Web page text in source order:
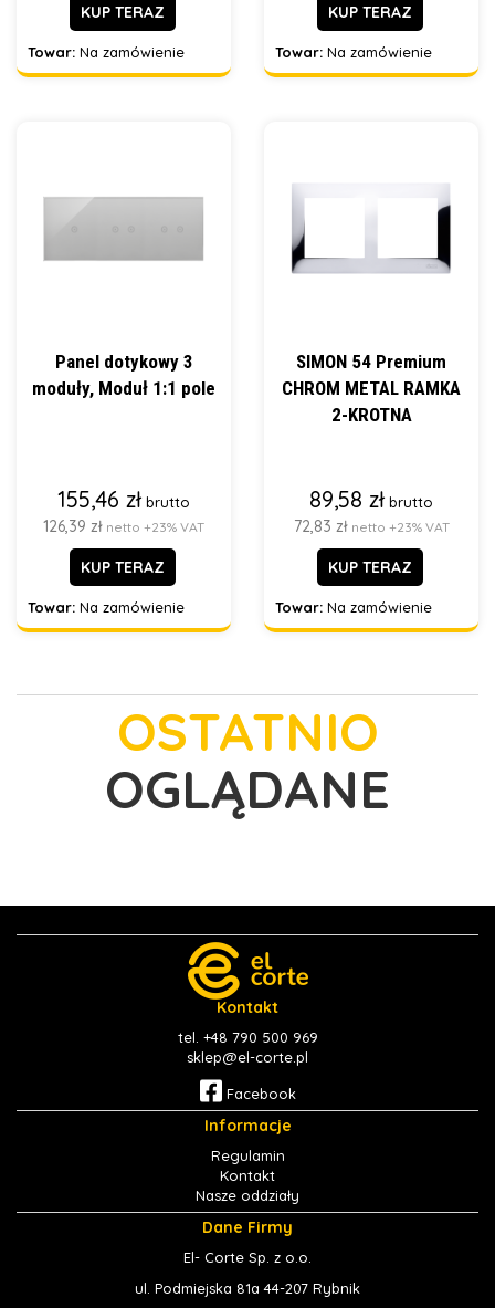
KUP TERAZ
Towar: Na zamówienie
KUP TERAZ
Towar: Na zamówienie
Panel dotykowy 3
moduły, Moduł 1:1 pole
155,46 zł brutto
126,39 zł netto +23% VAT
KUP TERAZ
Towar: Na zamówienie
SIMON 54 Premium
CHROM METAL RAMKA
2-KROTNA
89,58 zł brutto
72,83 zł netto +23% VAT
KUP TERAZ
Towar: Na zamówienie
OSTATNIO
OGLĄDANE
Kontakt
tel. +48 790 500 969
sklep@el-corte.pl
Facebook
Informacje
Regulamin
Kontakt
Nasze oddziały
Dane Firmy
El- Corte Sp. z o.o.
ul. Podmiejska 81a 44-207 Rybnik